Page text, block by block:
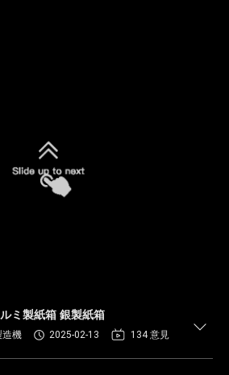
ミ製紙箱 銀製紙箱
造機 2025-02-13 134 意見